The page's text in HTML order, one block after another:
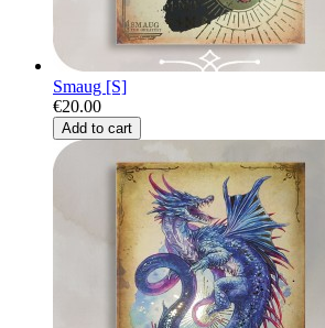
Smaug [S]
€20.00
Add to cart